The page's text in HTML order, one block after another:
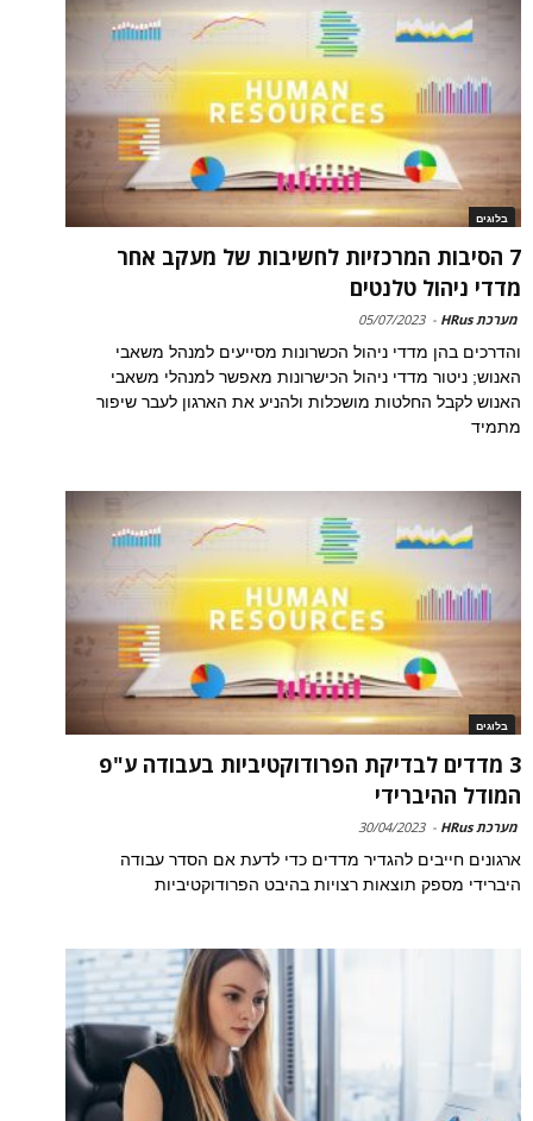
בלוגים
7 הסיבות המרכזיות לחשיבות של מעקב אחר
מדדי ניהול טלנטים
מערכת HRus -
05/07/2023
והדרכים בהן מדדי ניהול הכשרונות מסייעים למנהל משאבי
האנוש; ניטור מדדי ניהול הכישרונות מאפשר למנהלי משאבי
האנוש לקבל החלטות מושכלות ולהניע את הארגון לעבר שיפור
מתמיד
בלוגים
3 מדדים לבדיקת הפרודוקטיביות בעבודה ע"פ
המודל ההיברידי
מערכת HRus -
30/04/2023
ארגונים חייבים להגדיר מדדים כדי לדעת אם הסדר עבודה
היברידי מספק תוצאות רצויות בהיבט הפרודוקטיביות